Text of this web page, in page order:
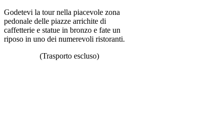
Godetevi la tour nella piacevole zona
pedonale delle piazze arrichite di
caffetterie e statue in bronzo e fate un
riposo in uno dei numerevoli ristoranti.
(Trasporto escluso)